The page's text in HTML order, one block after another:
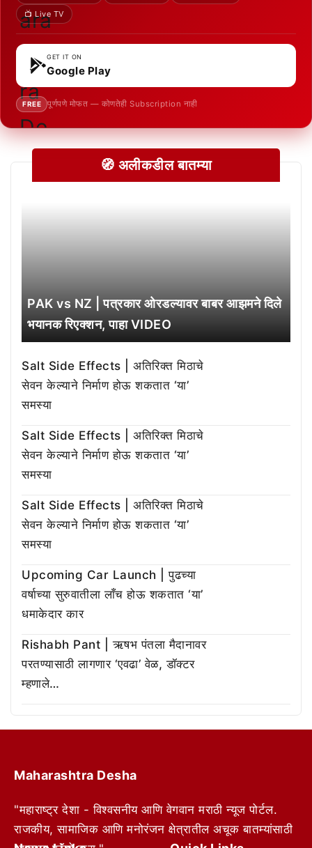
📺 Live TV
GET IT ON
Google Play
FREE पूर्णपणे मोफत — कोणतेही Subscription नाही
🧭 अलीकडील बातम्या
PAK vs NZ | पत्रकार ओरडल्यावर बाबर आझमने दिले
भयानक रिएक्शन, पाहा VIDEO
Salt Side Effects | अतिरिक्त मिठाचे
सेवन केल्याने निर्माण होऊ शकतात ‘या’
समस्या
Salt Side Effects | अतिरिक्त मिठाचे
सेवन केल्याने निर्माण होऊ शकतात ‘या’
समस्या
Salt Side Effects | अतिरिक्त मिठाचे
सेवन केल्याने निर्माण होऊ शकतात ‘या’
समस्या
Upcoming Car Launch | पुढच्या
वर्षाच्या सुरुवातीला लाँच होऊ शकतात ‘या’
धमाकेदार कार
Rishabh Pant | ऋषभ पंतला मैदानावर
परतण्यासाठी लागणार ‘एवढा’ वेळ, डॉक्टर
म्हणाले…
Maharashtra Desha
"महाराष्ट्र देशा - विश्वसनीय आणि वेगवान मराठी न्यूज पोर्टल.
राजकीय, सामाजिक आणि मनोरंजन क्षेत्रातील अचूक बातम्यांसाठी